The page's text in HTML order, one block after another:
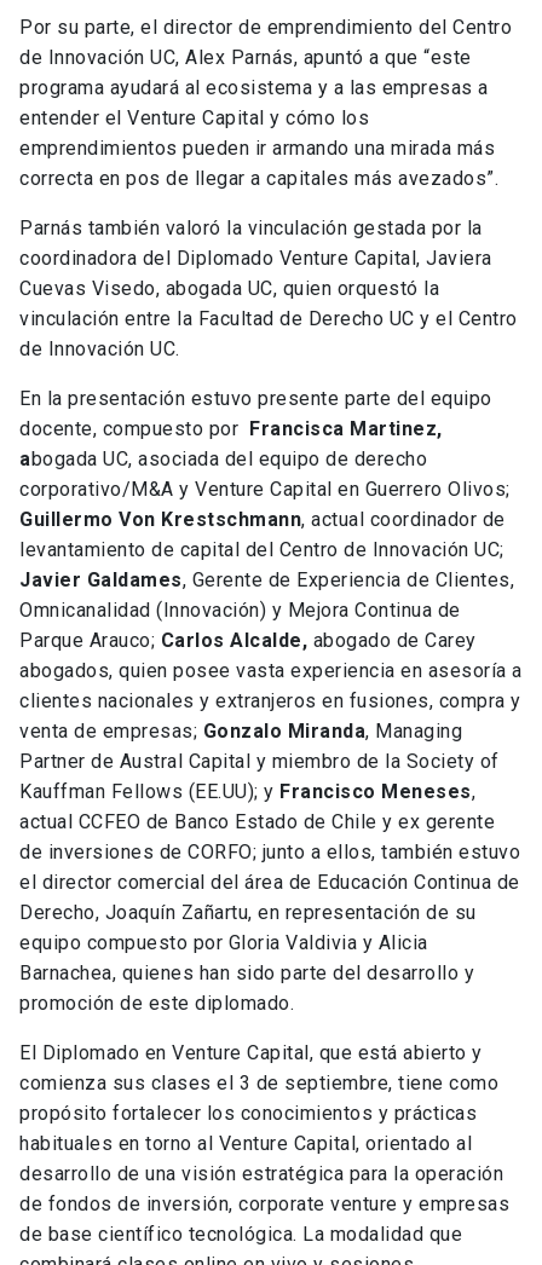
Por su parte, el director de emprendimiento del Centro
de Innovación UC, Alex Parnás, apuntó a que “este
programa ayudará al ecosistema y a las empresas a
entender el Venture Capital y cómo los
emprendimientos pueden ir armando una mirada más
correcta en pos de llegar a capitales más avezados”.
Parnás también valoró la vinculación gestada por la
coordinadora del Diplomado Venture Capital, Javiera
Cuevas Visedo, abogada UC, quien orquestó la
vinculación entre la Facultad de Derecho UC y el Centro
de Innovación UC.
En la presentación estuvo presente parte del equipo
docente, compuesto por Francisca Martinez,
abogada UC, asociada del equipo de derecho
corporativo/M&A y Venture Capital en Guerrero Olivos;
Guillermo Von Krestschmann, actual coordinador de
levantamiento de capital del Centro de Innovación UC;
Javier Galdames, Gerente de Experiencia de Clientes,
Omnicanalidad (Innovación) y Mejora Continua de
Parque Arauco; Carlos Alcalde, abogado de Carey
abogados, quien posee vasta experiencia en asesoría a
clientes nacionales y extranjeros en fusiones, compra y
venta de empresas; Gonzalo Miranda, Managing
Partner de Austral Capital y miembro de la Society of
Kauffman Fellows (EE.UU); y Francisco Meneses,
actual CCFEO de Banco Estado de Chile y ex gerente
de inversiones de CORFO; junto a ellos, también estuvo
el director comercial del área de Educación Continua de
Derecho, Joaquín Zañartu, en representación de su
equipo compuesto por Gloria Valdivia y Alicia
Barnachea, quienes han sido parte del desarrollo y
promoción de este diplomado.
El Diplomado en Venture Capital, que está abierto y
comienza sus clases el 3 de septiembre, tiene como
propósito fortalecer los conocimientos y prácticas
habituales en torno al Venture Capital, orientado al
desarrollo de una visión estratégica para la operación
de fondos de inversión, corporate venture y empresas
de base científico tecnológica. La modalidad que